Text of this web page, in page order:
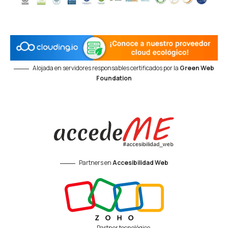
Alojada en servidores responsables certificados por la Green Web
Foundation
Partners enAccesibilidad Web